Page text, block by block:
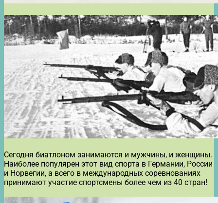
Сегодня биатлоном занимаются и мужчины, и женщины.
Наиболее популярен этот вид спорта в Германии, России
и Норвегии, а всего в международных соревнованиях
принимают участие спортсмены более чем из 40 стран!